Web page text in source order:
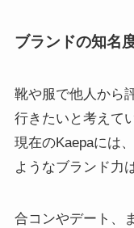
ブランドの知名
靴や服で他人から
行きたいと考えて
現在のKaepaには
ようなブランド力
合コンやデート、